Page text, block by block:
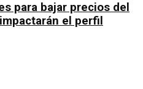
para bajar precios del
el perfil